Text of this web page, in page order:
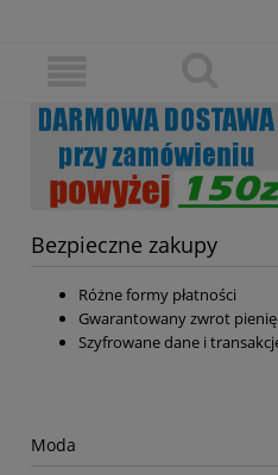
Bezpieczne zakupy
Różne formy płatności
Gwarantowany zwrot
Szyfrowane dane i
Moda